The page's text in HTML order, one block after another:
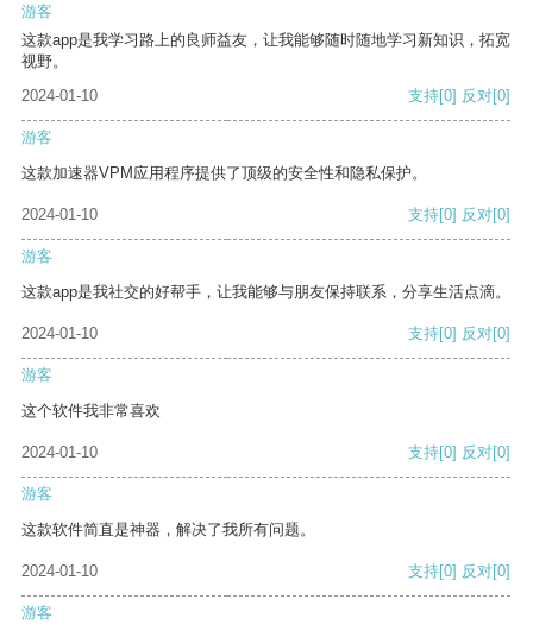
游客
这款app是我学习路上的良师益友，让我能够随时随地学习新知识，拓宽
视野。
2024-01-10
支持[0] 反对[0]
游客
这款加速器VPM应用程序提供了顶级的安全性和隐私保护。
2024-01-10 支持[0] 反对[0]
游客
这款app是我社交的好帮手，让我能够与朋友保持联系，分享生活点滴。
2024-01-10 支持[0] 反对[0]
游客
这个软件我非常喜欢
2024-01-10 支持[0] 反对[0]
游客
这款软件简直是神器，解决了我所有问题。
2024-01-10 支持[0] 反对[0]
游客